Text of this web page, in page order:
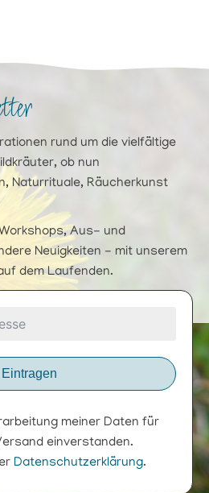
rund um die vielfältige
ob nun
Naturrituale, Räucherkunst
Aus- und
Neuigkeiten - mit unserem
dem Laufenden.
Eintragen
meiner Daten für
einverstanden.
Datenschutzerklärung.